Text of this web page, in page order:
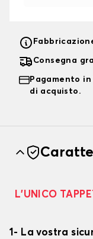
Consegna
Pagamento
di acquisto.
L’UNICO
1- La vostra